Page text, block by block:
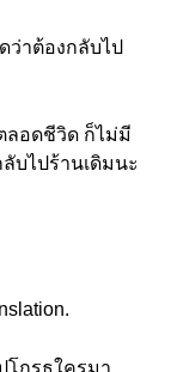
ว่าต้องกลับไป
ลอดชีวิด ก็ไม่มี
บไปร้านเดิมนะ
โกรธใครมา